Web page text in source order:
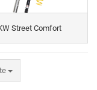
Street Comfort